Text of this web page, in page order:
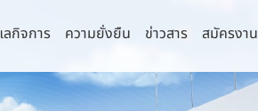
ข่าวสารเพื่อนักลงทุน
กิจการ
นโยบายการบริหารความเสี่ยง
ความยั่งยืน ข่าวสาร สมัครงาน